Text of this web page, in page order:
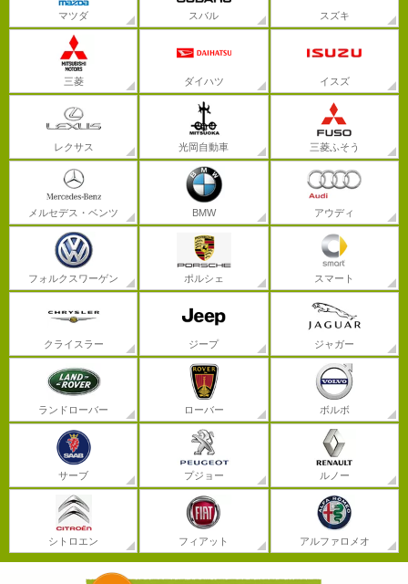
マツダ スバル スズキ
三菱 ダイハツ イスズ
レクサス 光岡自動車 三菱ふそう
メルセデス・ベンツ BMW アウディ
フォルクスワーゲン ポルシェ スマート
クライスラー ジープ ジャガー
ランドローバー ローバー ボルボ
サーブ プジョー ルノー
シトロエン フィアット アルファロメオ